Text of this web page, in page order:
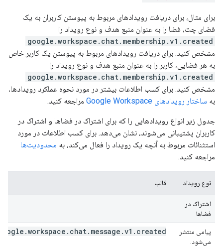
برای مثال، برای دریافت رویدادهای مربوط به پیوستن کاربران به یک
فضای چت، فضا را به عنوان منبع هدف و نوع رویداد را
google.workspace.chat.membership.v1.created
مشخص کنید. برای دریافت رویدادهای مربوط به پیوستن یک کاربر خاص
به هر فضایی، کاربر را به عنوان منبع هدف و نوع رویداد را
google.workspace.chat.membership.v1.created
مشخص کنید. برای کسب اطلاعات بیشتر در مورد نحوه عملکرد رویدادها،
به ساختار رویدادهای Google Workspace مراجعه کنید.
جدول زیر انواع رویدادهایی را که برای اشتراک در فضاها و اشتراک در
کاربران پشتیبانی می‌شوند، نشان می‌دهد. برای کسب اطلاعات در مورد
استثنائات مربوط به آنچه یک رویداد را فعال می‌کند، به محدودیت‌ها
مراجعه کنید.
نوع رویداد قالب
اشتراک در
فضاها
پیامی منتشر
می‌شود.